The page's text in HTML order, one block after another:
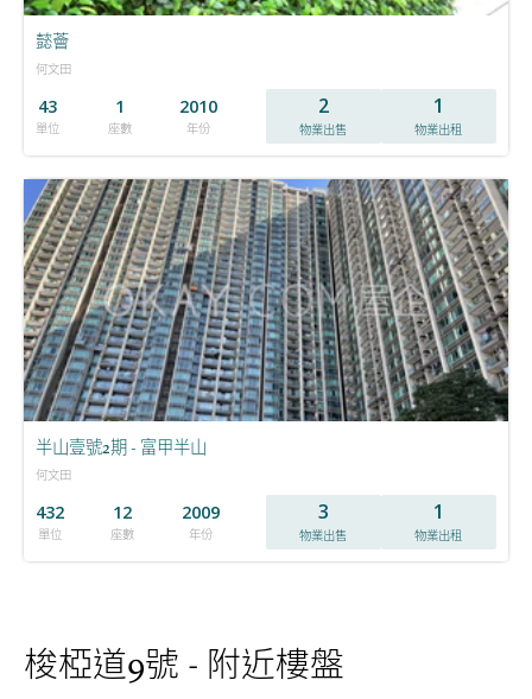
懿薈
何文田
43
單位
1
座數
2010
年份
2
物業出售
1
物業出租
半山壹號2期 - 富甲半山
何文田
432
單位
12
座數
2009
年份
3
物業出售
1
物業出租
梭椏道9號 - 附近樓盤